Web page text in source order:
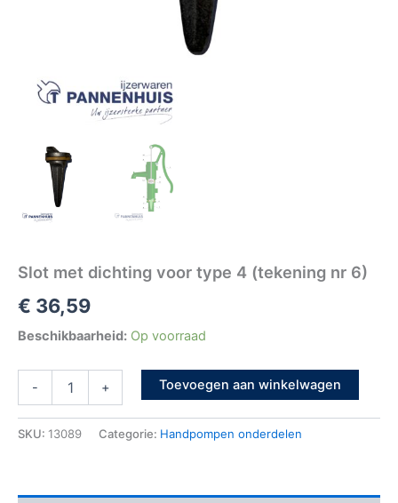
Slot met dichting voor type 4 (tekening nr 6)
€ 36,59
Beschikbaarheid: Op voorraad
- + Toevoegen aan winkelwagen
SKU: 13089 Categorie: Handpompen onderdelen